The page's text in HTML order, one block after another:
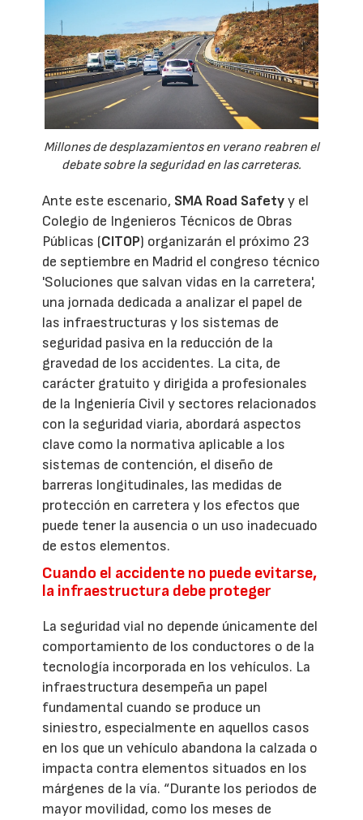
Millones de desplazamientos en verano reabren el
debate sobre la seguridad en las carreteras.
Ante este escenario, SMA Road Safetyy el
Colegio de Ingenieros Técnicos de Obras
Públicas (CITOP) organizarán el próximo 23
de septiembre en Madrid el congreso técnico
'Soluciones que salvan vidas en la carretera',
una jornada dedicada a analizar el papel de
las infraestructuras y los sistemas de
seguridad pasiva en la reducción de la
gravedad de los accidentes. La cita, de
carácter gratuito y dirigida a profesionales
de la Ingeniería Civil y sectores relacionados
con la seguridad viaria, abordará aspectos
clave como la normativa aplicable a los
sistemas de contención, el diseño de
barreras longitudinales, las medidas de
protección en carretera y los efectos que
puede tener la ausencia o un uso inadecuado
de estos elementos.
Cuando el accidente no puede evitarse,
la infraestructura debe proteger
La seguridad vial no depende únicamente del
comportamiento de los conductores o de la
tecnología incorporada en los vehículos. La
infraestructura desempeña un papel
fundamental cuando se produce un
siniestro, especialmente en aquellos casos
en los que un vehículo abandona la calzada o
impacta contra elementos situados en los
márgenes de la vía. “Durante los periodos de
mayor movilidad, como los meses de